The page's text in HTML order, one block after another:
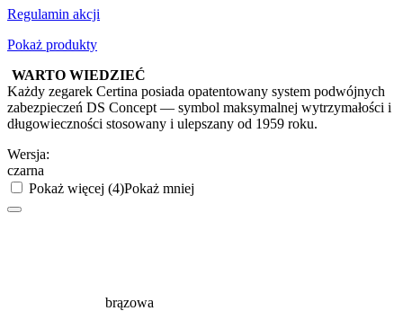
Regulamin akcji
Pokaż produkty
WARTO WIEDZIEĆ
Każdy zegarek Certina posiada opatentowany system podwójnych
zabezpieczeń DS Concept — symbol maksymalnej wytrzymałości i
długowieczności stosowany i ulepszany od 1959 roku.
Wersja:
czarna
Pokaż więcej (4)Pokaż mniej
brązowa